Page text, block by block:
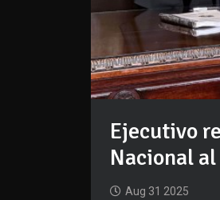
Ejecutivo
Nacional
Aug 31 2025